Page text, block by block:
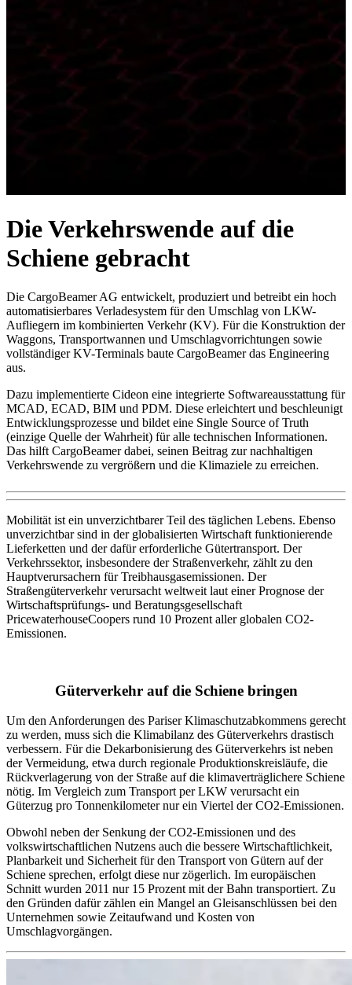
Die Verkehrswende auf die
Schiene gebracht
Die CargoBeamer AG entwickelt, produziert und betreibt ein hoch
automatisierbares Verladesystem für den Umschlag von LKW-
Aufliegern im kombinierten Verkehr (KV). Für die Konstruktion der
Waggons, Transportwannen und Umschlagvorrichtungen sowie
vollständiger KV-Terminals baute CargoBeamer das Engineering
aus.
Dazu implementierte Cideon eine integrierte Softwareausstattung für
MCAD, ECAD, BIM und PDM. Diese erleichtert und beschleunigt
Entwicklungsprozesse und bildet eine Single Source of Truth
(einzige Quelle der Wahrheit) für alle technischen Informationen.
Das hilft CargoBeamer dabei, seinen Beitrag zur nachhaltigen
Verkehrswende zu vergrößern und die Klimaziele zu erreichen.
Mobilität ist ein unverzichtbarer Teil des täglichen Lebens. Ebenso
unverzichtbar sind in der globalisierten Wirtschaft funktionierende
Lieferketten und der dafür erforderliche Gütertransport. Der
Verkehrssektor, insbesondere der Straßenverkehr, zählt zu den
Hauptverursachern für Treibhausgasemissionen. Der
Straßengüterverkehr verursacht weltweit laut einer Prognose der
Wirtschaftsprüfungs- und Beratungsgesellschaft
PricewaterhouseCoopers rund 10 Prozent aller globalen CO2-
Emissionen.
Güterverkehr auf die Schiene bringen
Um den Anforderungen des Pariser Klimaschutzabkommens gerecht
zu werden, muss sich die Klimabilanz des Güterverkehrs drastisch
verbessern. Für die Dekarbonisierung des Güterverkehrs ist neben
der Vermeidung, etwa durch regionale Produktionskreisläufe, die
Rückverlagerung von der Straße auf die klimaverträglichere Schiene
nötig. Im Vergleich zum Transport per LKW verursacht ein
Güterzug pro Tonnenkilometer nur ein Viertel der CO2-Emissionen.
Obwohl neben der Senkung der CO2-Emissionen und des
volkswirtschaftlichen Nutzens auch die bessere Wirtschaftlichkeit,
Planbarkeit und Sicherheit für den Transport von Gütern auf der
Schiene sprechen, erfolgt diese nur zögerlich. Im europäischen
Schnitt wurden 2011 nur 15 Prozent mit der Bahn transportiert. Zu
den Gründen dafür zählen ein Mangel an Gleisanschlüssen bei den
Unternehmen sowie Zeitaufwand und Kosten von
Umschlagvorgängen.